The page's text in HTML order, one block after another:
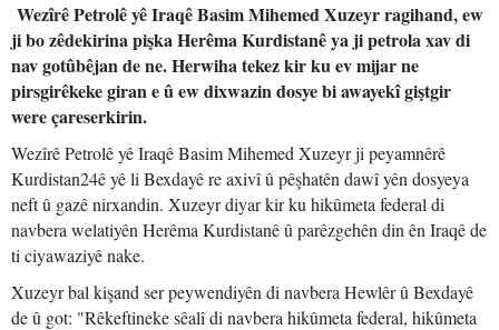
Wezîrê Petrolê yê Iraqê Basim Mihemed Xuzeyr ragihand, ew
ji bo zêdekirina pişka Herêma Kurdistanê ya ji petrola xav di
nav gotûbêjan de ne. Herwiha tekez kir ku ev mijar ne
pirsgirêkeke giran e û ew dixwazin dosye bi awayekî giştgir
were çareserkirin.
Wezîrê Petrolê yê Iraqê Basim Mihemed Xuzeyr ji peyamnêrê
Kurdistan24ê yê li Bexdayê re axivî û pêşhatên dawî yên dosyeya
neft û gazê nirxandin. Xuzeyr diyar kir ku hikûmeta federal di
navbera welatiyên Herêma Kurdistanê û parêzgehên din ên Iraqê de
ti ciyawaziyê nake.
Xuzeyr bal kişand ser peywendiyên di navbera Hewlêr û Bexdayê
de û got: "Rêkeftineke sêalî di navbera hikûmeta federal, hikûmeta